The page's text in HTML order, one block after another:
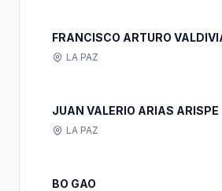
FRANCISCO ARTURO
LA PAZ
JUAN VALERIO ARIAS ARISPE
LA PAZ
BO GAO